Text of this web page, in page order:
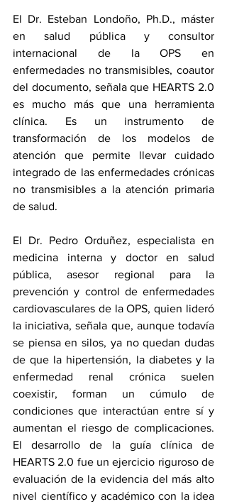
El Dr. Esteban Londoño, Ph.D., máster
en salud pública y consultor
internacional de la OPS en
enfermedades no transmisibles, coautor
del documento, señala que HEARTS 2.0
es mucho más que una herramienta
clínica. Es un instrumento de
transformación de los modelos de
atención que permite llevar cuidado
integrado de las enfermedades crónicas
no transmisibles a la atención primaria
de salud.
El Dr. Pedro Orduñez, especialista en
medicina interna y doctor en salud
pública, asesor regional para la
prevención y control de enfermedades
cardiovasculares de la OPS, quien lideró
la iniciativa, señala que, aunque todavía
se piensa en silos, ya no quedan dudas
de que la hipertensión, la diabetes y la
enfermedad renal crónica suelen
coexistir, forman un cúmulo de
condiciones que interactúan entre sí y
aumentan el riesgo de complicaciones.
El desarrollo de la guía clínica de
HEARTS 2.0 fue un ejercicio riguroso de
evaluación de la evidencia del más alto
nivel científico y académico con la idea